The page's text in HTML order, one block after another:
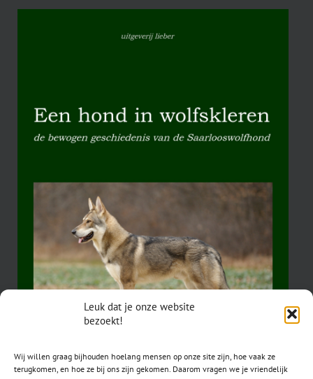
Leuk dat je onze website
bezoekt!
Wij willen graag bijhouden hoelang mensen op onze site zijn, hoe vaak ze
terugkomen, en hoe ze bij ons zijn gekomen. Daarom vragen we je vriendelijk